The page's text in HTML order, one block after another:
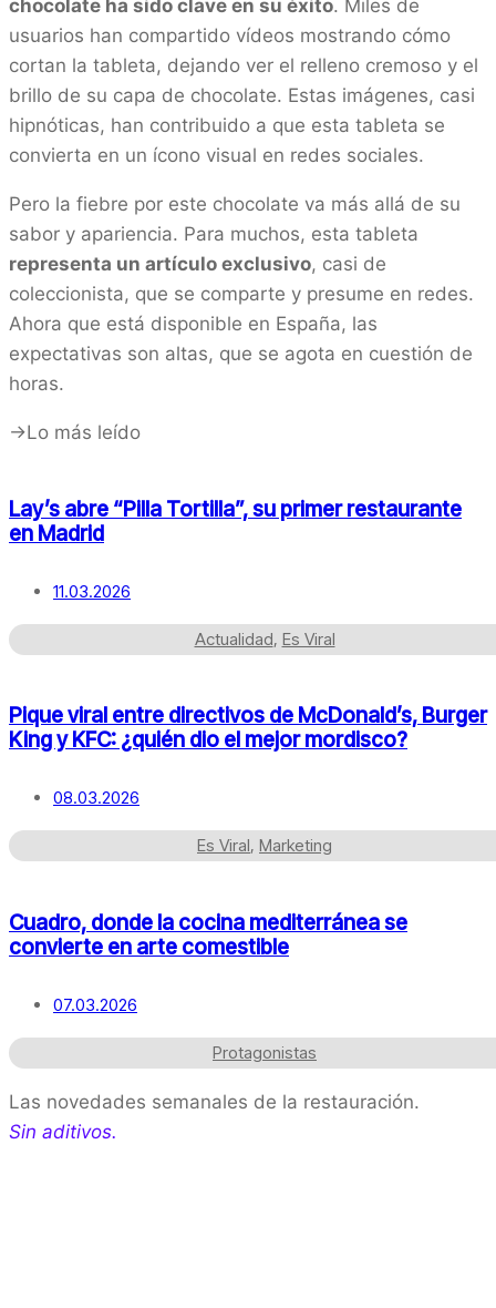
chocolate ha sido clave en su éxito. Miles de
usuarios han compartido vídeos mostrando cómo
cortan la tableta, dejando ver el relleno cremoso y el
brillo de su capa de chocolate. Estas imágenes, casi
hipnóticas, han contribuido a que esta tableta se
convierta en un ícono visual en redes sociales.
Pero la fiebre por este chocolate va más allá de su
sabor y apariencia. Para muchos, esta tableta
representa un artículo exclusivo, casi de
coleccionista, que se comparte y presume en redes.
Ahora que está disponible en España, las
expectativas son altas, que se agota en cuestión de
horas.
->Lo más leído
Lay’s abre “Pilla Tortilla”, su primer restaurante
en Madrid
11.03.2026
Actualidad, Es Viral
Pique viral entre directivos de McDonald’s, Burger
King y KFC: ¿quién dio el mejor mordisco?
08.03.2026
Es Viral, Marketing
Cuadro, donde la cocina mediterránea se
convierte en arte comestible
07.03.2026
Protagonistas
Las novedades semanales de la restauración.
Sin aditivos.